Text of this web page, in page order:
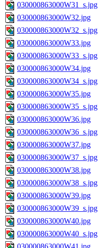
030000863000W31_s.jpg
030000863000W32.jpg
030000863000W32_s.jpg
030000863000W33.jpg
030000863000W33_s.jpg
030000863000W34.jpg
030000863000W34_s.jpg
030000863000W35.jpg
030000863000W35_s.jpg
030000863000W36.jpg
030000863000W36_s.jpg
030000863000W37.jpg
030000863000W37_s.jpg
030000863000W38.jpg
030000863000W38_s.jpg
030000863000W39.jpg
030000863000W39_s.jpg
030000863000W40.jpg
030000863000W40_s.jpg